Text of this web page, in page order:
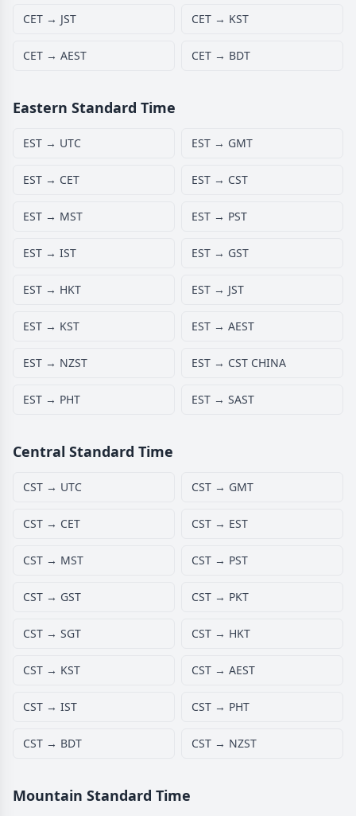
CET → JST CET → KST
CET → AEST CET → BDT
Eastern Standard Time
EST → UTC EST → GMT
EST → CET EST → CST
EST → MST EST → PST
EST → IST EST → GST
EST → HKT EST → JST
EST → KST EST → AEST
EST → NZST EST → CST CHINA
EST → PHT EST → SAST
Central Standard Time
CST → UTC CST → GMT
CST → CET CST → EST
CST → MST CST → PST
CST → GST CST → PKT
CST → SGT CST → HKT
CST → KST CST → AEST
CST → IST CST → PHT
CST → BDT CST → NZST
Mountain Standard Time